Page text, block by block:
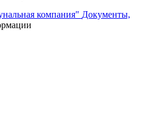
компания" Документы,